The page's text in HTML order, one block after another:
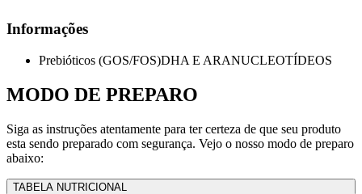
Informações
Prebióticos (GOS/FOS)DHA E ARANUCLEOTÍDEOS
MODO DE PREPARO
Siga as instruções atentamente para ter certeza de que seu produto
esta sendo preparado com segurança. Vejo o nosso modo de preparo
abaixo:
TABELA NUTRICIONAL